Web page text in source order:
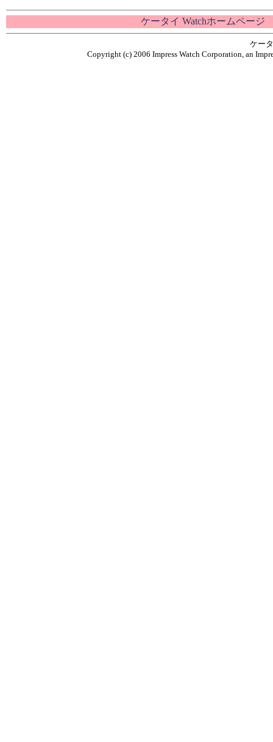
ケータイ Watchホームページ
ケー
Copyright (c) 2006 Impress Watch Corporation, an